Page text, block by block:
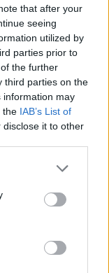
that after your
seeing
utilized by
parties prior to
the further
third parties on the
information may
the IAB’s List of
it to other